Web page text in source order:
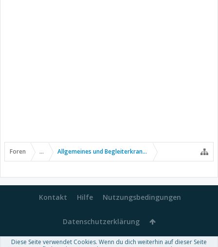
Foren ... Allgemeines und Begleiterkrankungen
Kontakt Hilfe Nutzungsbedingungen
Datenschutzerklärung
Diese Seite verwendet Cookies. Wenn du dich weiterhin auf dieser Seite